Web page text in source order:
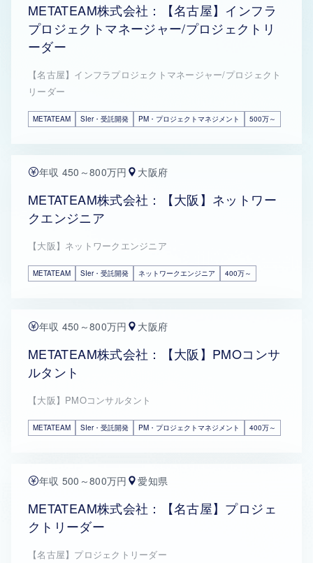
METATEAM株式会社：【名古屋】インフラ
プロジェクトマネージャー/プロジェクトリ
ーダー
【名古屋】インフラプロジェクトマネージャー/プロジェクト
リーダー
METATEAM SIer・受託開発 PM・プロジェクトマネジメント 500万～
年収 450～800万円 大阪府
METATEAM株式会社：【大阪】ネットワー
クエンジニア
【大阪】ネットワークエンジニア
METATEAM SIer・受託開発 ネットワークエンジニア 400万～
年収 450～800万円 大阪府
METATEAM株式会社：【大阪】PMOコンサ
ルタント
【大阪】PMOコンサルタント
METATEAM SIer・受託開発 PM・プロジェクトマネジメント 400万～
年収 500～800万円 愛知県
METATEAM株式会社：【名古屋】プロジェ
クトリーダー
【名古屋】プロジェクトリーダー